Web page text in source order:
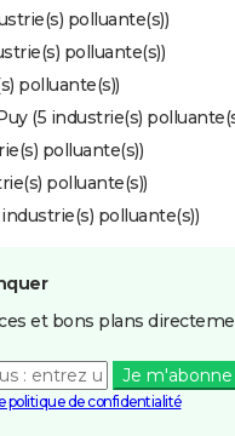
polluante(s))
polluante(s))
polluante(s))
(5 industrie(s)
polluante(s))
polluante(s))
polluante(s))
et bons plans
Je m'abonne
politique de confidentialité